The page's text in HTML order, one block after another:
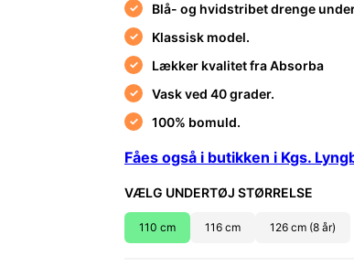
Blå- og hvidstribet drenge
Klassisk model.
Lækker kvalitet fra Absorba
Vask ved 40 grader.
100% bomuld.
Fåes også i butikken i Kgs.
VÆLG UNDERTØJ STØRRELSE
110 cm 116 cm 126 cm (8 år)